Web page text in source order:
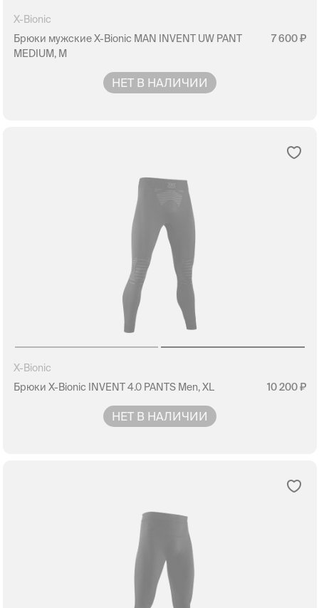
X-Bionic
Брюки мужские X-Bionic MAN INVENT UW PANT
MEDIUM, M
7 600
НЕТ В НАЛИЧИИ
X-Bionic
Брюки X-Bionic INVENT 4.0 PANTS Men, XL
10 200
НЕТ В НАЛИЧИИ